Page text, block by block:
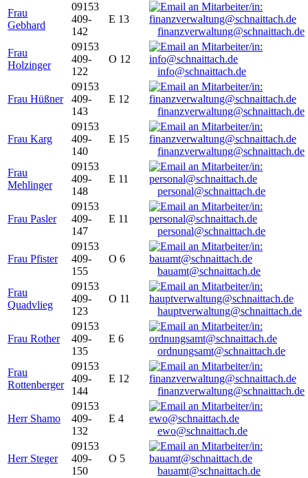
Frau
Gebhard
09153
409-
142
E 13
finanzverwaltung@schnaittach.de
Frau
Holzinger
09153
409-
122
O 12
info@schnaittach.de
Frau Hüßner
09153
409-
143
E 12
finanzverwaltung@schnaittach.de
Frau Karg
09153
409-
140
E 15
finanzverwaltung@schnaittach.de
Frau
Mehlinger
09153
409-
148
E 11
personal@schnaittach.de
Frau Pasler
09153
409-
147
E 11
personal@schnaittach.de
Frau Pfister
09153
409-
155
O 6
bauamt@schnaittach.de
Frau
Quadvlieg
09153
409-
123
O 11
hauptverwaltung@schnaittach.de
Frau Rother
09153
409-
135
E 6
ordnungsamt@schnaittach.de
Frau
Rottenberger
09153
409-
144
E 12
finanzverwaltung@schnaittach.de
Herr Shamo
09153
409-
132
E 4
ewo@schnaittach.de
Herr Steger
09153
409-
150
O 5
bauamt@schnaittach.de